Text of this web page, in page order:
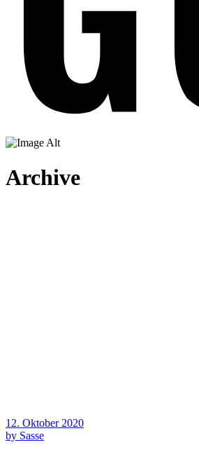
Archive
12. Oktober 2020
by Sasse